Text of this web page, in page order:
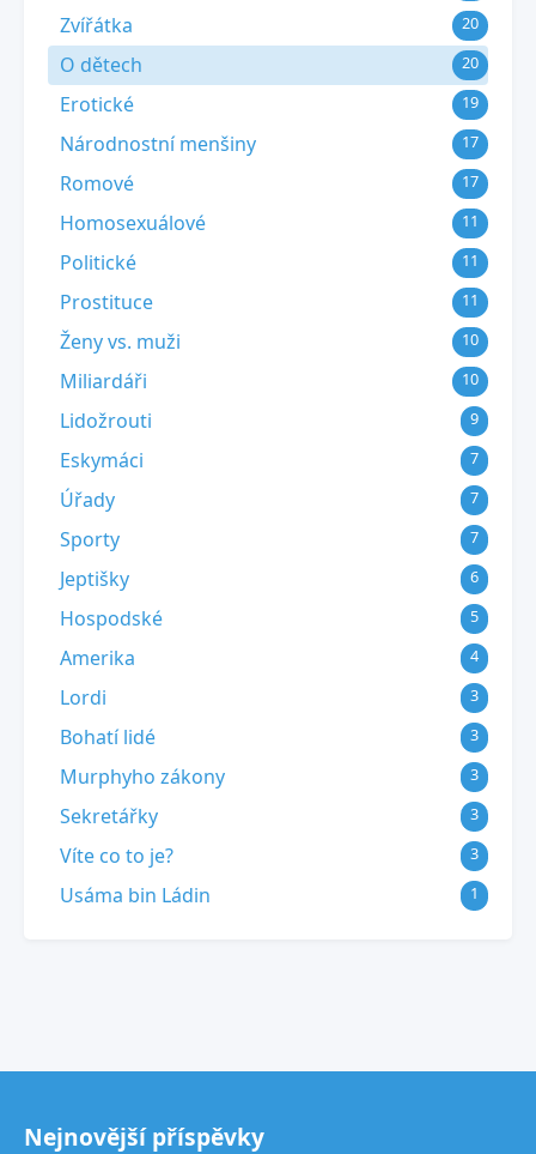
Zvířátka 20
O dětech 20
Erotické 19
Národnostní menšiny 17
Romové 17
Homosexuálové 11
Politické 11
Prostituce 11
Ženy vs. muži 10
Miliardáři 10
Lidožrouti 9
Eskymáci 7
Úřady 7
Sporty 7
Jeptišky 6
Hospodské 5
Amerika 4
Lordi 3
Bohatí lidé 3
Murphyho zákony 3
Sekretářky 3
Víte co to je? 3
Usáma bin Ládin 1
Nejnovější příspěvky